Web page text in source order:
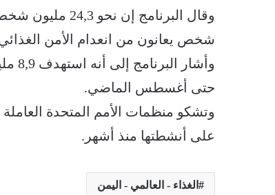
شخص يعانون من انعدام الأمن
حتى أغسطس الماضي.
وتشكو منظمات الأمم المتحدة
على أنشطتها منذ أشهر.
الغذاء - العالمي - اليمن